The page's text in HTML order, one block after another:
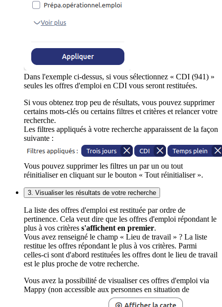
Dans l'exemple ci-dessus, si vous sélectionnez « CDI (941) »
seules les offres d'emploi en CDI vous seront restituées.
Si vous obtenez trop peu de résultats, vous pouvez supprimer
certains mots-clés ou certains filtres et critères et relancer votre
recherche.
Les filtres appliqués à votre recherche apparaissent de la façon
suivante :
Vous pouvez supprimer les filtres un par un ou tout
réinitialiser en cliquant sur le bouton « Tout réinitialiser ».
3. Visualiser les résultats de votre recherche
La liste des offres d'emploi est restituée par ordre de
pertinence. Cela veut dire que les offres d'emploi répondant le
plus à vos critères s'affichent en premier.
Vous avez renseigné le champ « Lieu de travail » ? La liste
restitue les offres répondant le plus à vos critères. Parmi
celles-ci sont d'abord restituées les offres dont le lieu de travail
est le plus proche de votre recherche.
Vous avez la possibilité de visualiser ces offres d'emploi via
Mappy (non accessible aux personnes en situation de